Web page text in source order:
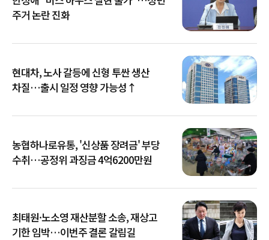
주거 논란 진화
현대차, 노사 갈등에 신형 투싼 생산
차질…출시 일정 영향 가능성↑
농협하나로유통, '신상품 장려금' 부당
수취…공정위 과징금 4억6200만원
최태원·노소영 재산분할 소송, 재상고
기한 임박…이번주 결론 갈림길